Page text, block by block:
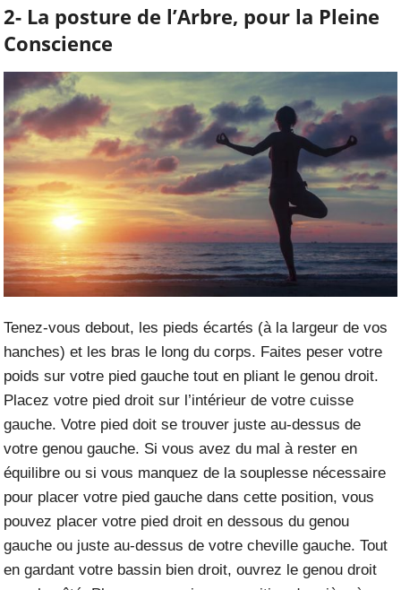
2- La posture de l’Arbre, pour la Pleine
Conscience
Tenez-vous debout, les pieds écartés (à la largeur de vos
hanches) et les bras le long du corps. Faites peser votre
poids sur votre pied gauche tout en pliant le genou droit.
Placez votre pied droit sur l’intérieur de votre cuisse
gauche. Votre pied doit se trouver juste au-dessus de
votre genou gauche. Si vous avez du mal à rester en
équilibre ou si vous manquez de la souplesse nécessaire
pour placer votre pied gauche dans cette position, vous
pouvez placer votre pied droit en dessous du genou
gauche ou juste au-dessus de votre cheville gauche. Tout
en gardant votre bassin bien droit, ouvrez le genou droit